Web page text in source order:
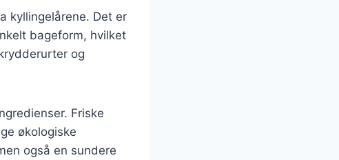
kyllingelårene. Det er
bageform, hvilket
og
Friske
økologiske
også en sundere